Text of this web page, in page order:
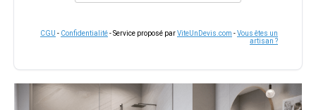
CGU - Confidentialité- Service proposé parViteUnDevis.com -Vous êtes un
artisan ?